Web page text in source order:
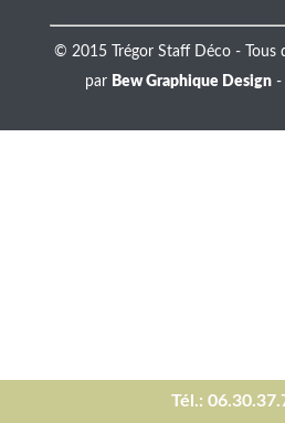
Tél.:
© 2015 Trégor Staff Déco - Tous
par Bew Graphique Design -